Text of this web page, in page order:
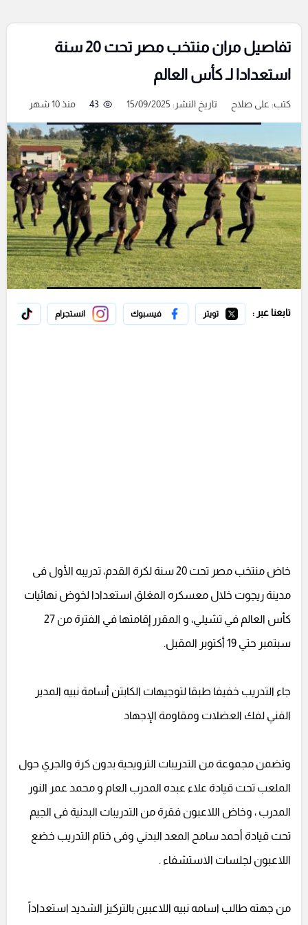
تفاصيل مران منتخب مصر تحت 20 سنة
استعدادا لـ كأس العالم
كتب: على صلاح تاريخ النشر: 15/09/2025 43 منذ 10 شهر
تابعنا عبر : تويتر فيسبوك انستجرام
خاض منتخب مصر تحت 20 سنة لكرة القدم، تدريبه الأول فى
مدينة ريجوت خلال معسكره المغلق استعدادا لخوض نهائيات
كأس العالم في تشيلي، و المقرر إقامتها في الفترة من 27
سبتمبر حتي 19 أكتوبر المقبل.
جاء التدريب خفيفا طبقا لتوجيهات الكابتن أسامة نبيه المدير
الفني لفك العضلات ومقاومة الإجهاد
وتضمن مجموعة من التدريبات الترويحية بدون كرة والجري حول
الملعب تحت قيادة علاء عبده المدرب العام و محمد عمر النور
المدرب ، وخاض اللاعبون فقرة من التدريبات البدنية فى الجيم
تحت قيادة أحمد سامح المعد البدني وفى ختام التدريب خضع
اللاعبون لجلسات الاستشفاء .
من جهته طالب اسامه نبيه اللاعبين بالتركيز الشديد استعداداً